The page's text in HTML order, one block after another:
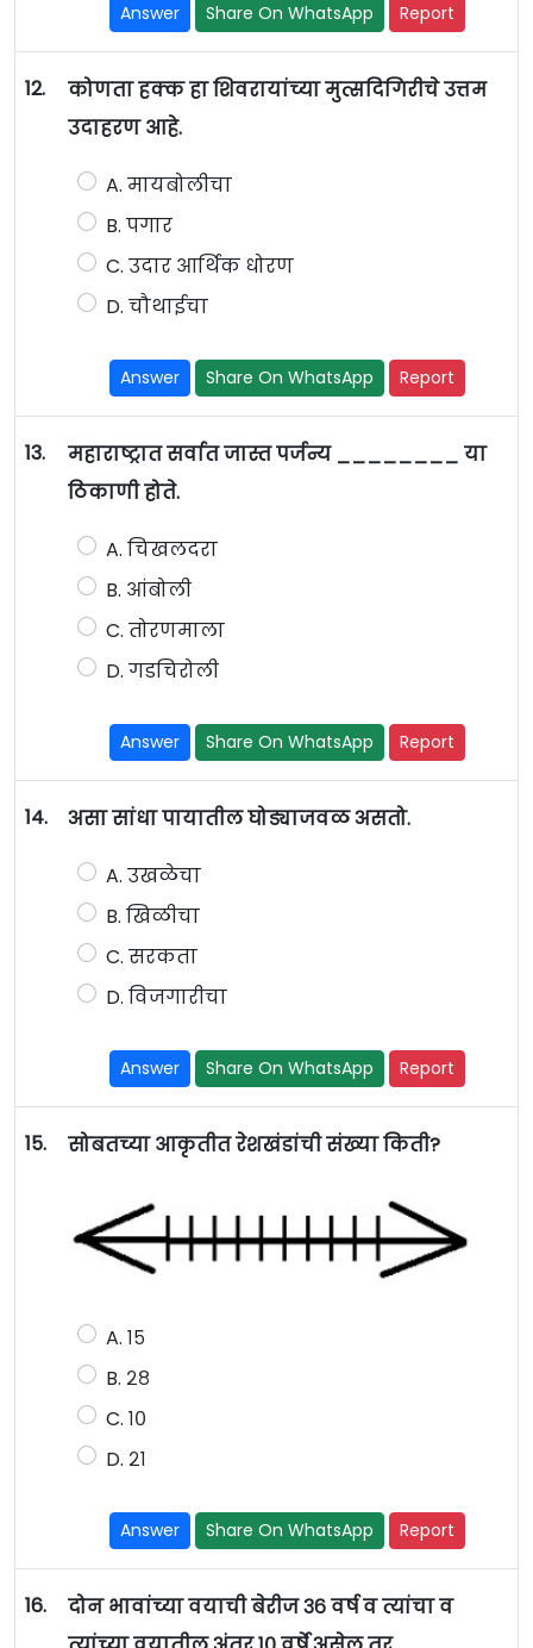
Answer Share On WhatsApp Report
12.
कोणता हक्क हा शिवरायांच्या मुत्सदिगिरीचे उत्तम
उदाहरण आहे.
A. मायबोलीचा
B. पगार
C. उदार आर्थिक धोरण
D. चौथाईचा
Answer Share On WhatsApp Report
13.
महाराष्ट्रात सर्वात जास्त पर्जन्य ________ या
ठिकाणी होते.
A. चिखलदरा
B. आंबोली
C. तोरणमाला
D. गडचिरोली
Answer Share On WhatsApp Report
14. असा सांधा पायातील घोड्याजवळ असतो.
A. उखळेचा
B. खिळीचा
C. सरकता
D. विजगारीचा
Answer Share On WhatsApp Report
15. सोबतच्या आकृतीत रेशखंडांची संख्या किती?
A. १५
B. २८
C. १०
D. २१
Answer Share On WhatsApp Report
16.
दोन भावांच्या वयाची बेरीज ३६ वर्ष व त्यांचा व